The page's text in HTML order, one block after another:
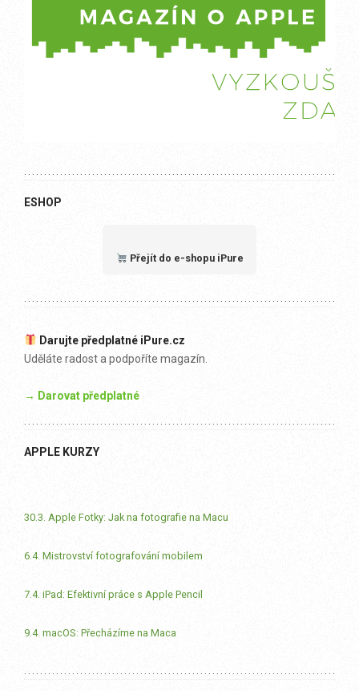
ESHOP
Přejít do e-shopu iPure
Darujte předplatné iPure.cz
Uděláte radost a podpoříte magazín.
→ Darovat předplatné
APPLE KURZY
30.3. Apple Fotky: Jak na fotografie na Macu
6.4. Mistrovství fotografování mobilem
7.4. iPad: Efektivní práce s Apple Pencil
9.4. macOS: Přecházíme na Maca